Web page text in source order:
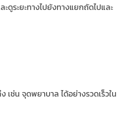
ดูระยะทางไปยังทางแยกถัดไปและ
เช่น จุดพยาบาล ได้อย่างรวดเร็วใน